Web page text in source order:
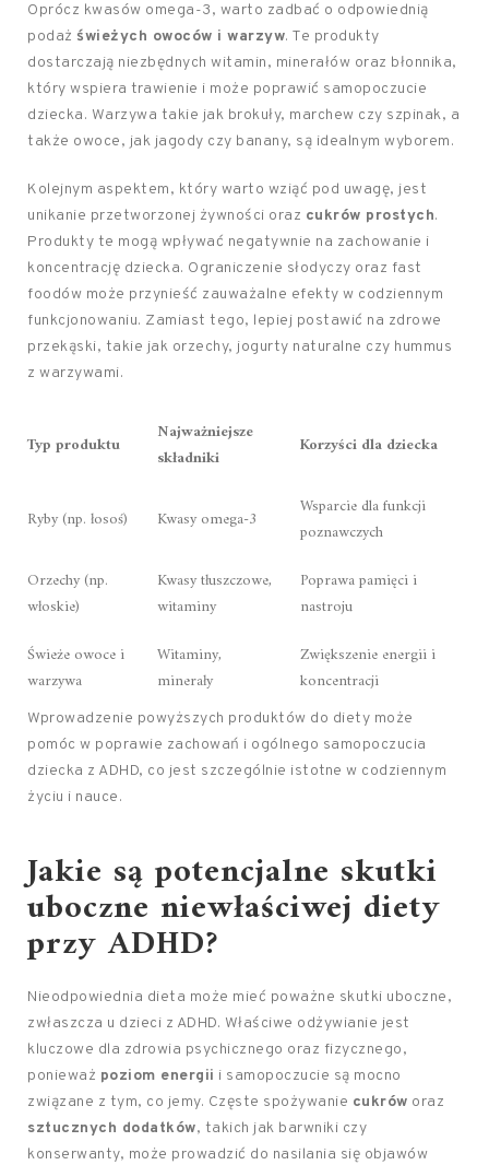
Oprócz kwasów omega-3, warto zadbać o odpowiednią
podaż świeżych owoców i warzyw. Te produkty
dostarczają niezbędnych witamin, minerałów oraz błonnika,
który wspiera trawienie i może poprawić samopoczucie
dziecka. Warzywa takie jak brokuły, marchew czy szpinak, a
także owoce, jak jagody czy banany, są idealnym wyborem.
Kolejnym aspektem, który warto wziąć pod uwagę, jest
unikanie przetworzonej żywności oraz cukrów prostych.
Produkty te mogą wpływać negatywnie na zachowanie i
koncentrację dziecka. Ograniczenie słodyczy oraz fast
foodów może przynieść zauważalne efekty w codziennym
funkcjonowaniu. Zamiast tego, lepiej postawić na zdrowe
przekąski, takie jak orzechy, jogurty naturalne czy hummus
z warzywami.
Typ produktu
Najważniejsze
składniki
Korzyści dla dziecka
Ryby (np. łosoś) Kwasy omega-3
Wsparcie dla funkcji
poznawczych
Orzechy (np.
włoskie)
Kwasy tłuszczowe,
witaminy
Poprawa pamięci i
nastroju
Świeże owoce i
warzywa
Witaminy,
minerały
Zwiększenie energii i
koncentracji
Wprowadzenie powyższych produktów do diety może
pomóc w poprawie zachowań i ogólnego samopoczucia
dziecka z ADHD, co jest szczególnie istotne w codziennym
życiu i nauce.
Jakie są potencjalne skutki
uboczne niewłaściwej diety
przy ADHD?
Nieodpowiednia dieta może mieć poważne skutki uboczne,
zwłaszcza u dzieci z ADHD. Właściwe odżywianie jest
kluczowe dla zdrowia psychicznego oraz fizycznego,
ponieważ poziom energii i samopoczucie są mocno
związane z tym, co jemy. Częste spożywanie cukrów oraz
sztucznych dodatków, takich jak barwniki czy
konserwanty, może prowadzić do nasilania się objawów